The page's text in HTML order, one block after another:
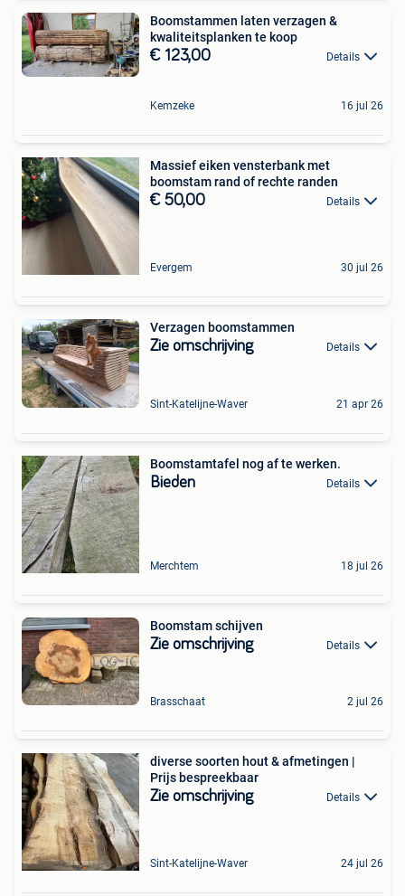
Boomstammen laten verzagen &
kwaliteitsplanken te koop
€ 123,00 Details
Kemzeke 16 jul 26
Massief eiken vensterbank met
boomstam rand of rechte randen
€ 50,00 Details
Evergem 30 jul 26
Verzagen boomstammen
Zie omschrijving Details
Sint-Katelijne-Waver 21 apr 26
Boomstamtafel nog af te werken.
Bieden Details
Merchtem 18 jul 26
Boomstam schijven
Zie omschrijving Details
Brasschaat 2 jul 26
diverse soorten hout & afmetingen |
Prijs bespreekbaar
Zie omschrijving Details
Sint-Katelijne-Waver 24 jul 26